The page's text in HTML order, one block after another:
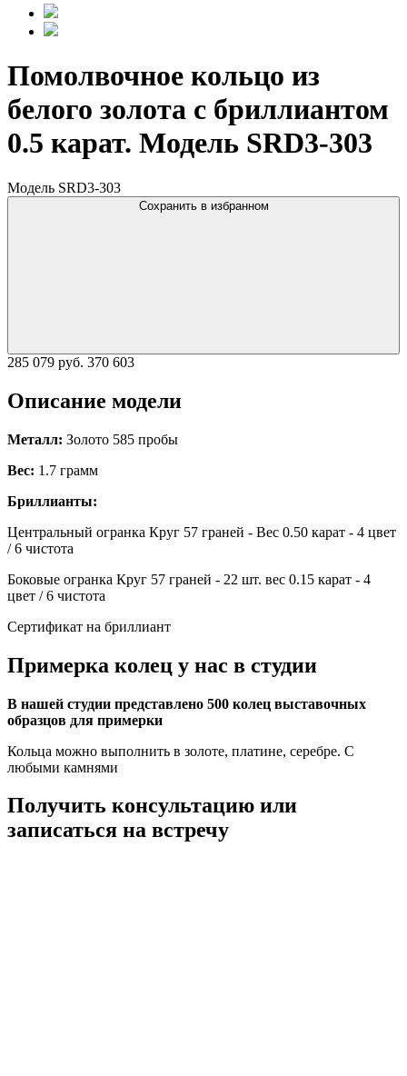
Помолвочное кольцо из
белого золота с бриллиантом
0.5 карат. Модель SRD3-303
Модель SRD3-303
Сохранить в избранном
285 079 руб. 370 603
Описание модели
Металл: Золото 585 пробы
Вес: 1.7 грамм
Бриллианты:
Центральный огранка Круг 57 граней - Вес 0.50 карат - 4 цвет
/ 6 чистота
Боковые огранка Круг 57 граней - 22 шт. вес 0.15 карат - 4
цвет / 6 чистота
Сертификат на бриллиант
Примерка колец у нас в студии
В нашей студии представлено 500 колец выставочных
образцов для примерки
Кольца можно выполнить в золоте, платине, серебре. С
любыми камнями
Получить консультацию или
записаться на встречу